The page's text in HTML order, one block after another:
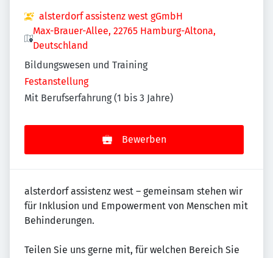
alsterdorf assistenz west gGmbH
Max-Brauer-Allee, 22765 Hamburg-Altona,
Deutschland
Bildungswesen und Training
Festanstellung
Mit Berufserfahrung (1 bis 3 Jahre)
Bewerben
alsterdorf assistenz west – gemeinsam stehen wir
für Inklusion und Empowerment von Menschen mit
Behinderungen.
Teilen Sie uns gerne mit, für welchen Bereich Sie